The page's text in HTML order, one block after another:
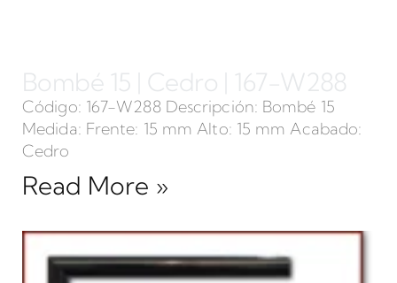
Bombé 15 | Cedro | 167-W288
Código: 167-W288 Descripción: Bombé 15
Medida: Frente: 15 mm Alto: 15 mm Acabado:
Cedro
Read More »